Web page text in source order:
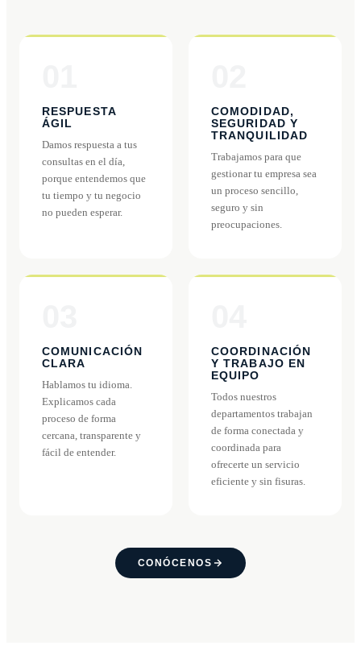
RESPUESTA
ÁGIL
Damos respuesta a tus
consultas en el día,
porque entendemos que
tu tiempo y tu negocio
no pueden esperar.
COMODIDAD,
SEGURIDAD Y
TRANQUILIDAD
Trabajamos para que
gestionar tu empresa sea
un proceso sencillo,
seguro y sin
preocupaciones.
COMUNICACIÓN
CLARA
Hablamos tu idioma.
Explicamos cada
proceso de forma
cercana, transparente y
fácil de entender.
COORDINACIÓN
Y TRABAJO EN
EQUIPO
Todos nuestros
departamentos trabajan
de forma conectada y
coordinada para
ofrecerte un servicio
eficiente y sin fisuras.
CONÓCENOS